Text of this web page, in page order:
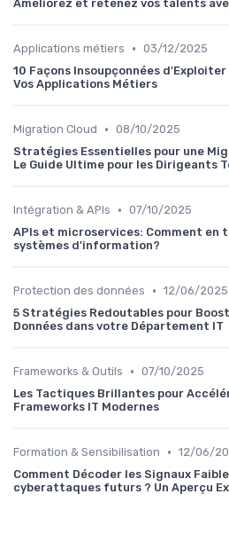
Améliorez et retenez vos talents
Applications métiers • 03/12/2025
10 Façons Insoupçonnées
Vos Applications Métiers
Migration Cloud • 08/10/2025
Stratégies Essentielles pour une
Le Guide Ultime pour les Dirigeants
Intégration & APIs • 07/10/2025
APIs et microservices: Comment en
systèmes d'information?
Protection des données • 12/06/2025
5 Stratégies Redoutables pour
Données dans votre Département IT
Frameworks & Outils • 07/10/2025
Les Tactiques Brillantes pour
Frameworks IT Modernes
Formation & Sensibilisation • 12/06/
Comment Décoder les Signaux
cyberattaques futurs ? Un Aperçu